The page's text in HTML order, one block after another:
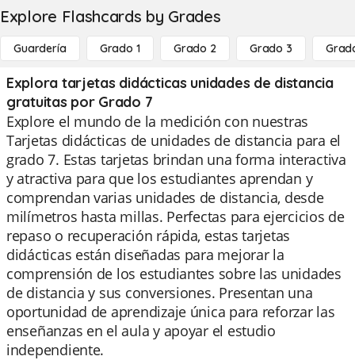
Explore Flashcards by Grades
Guardería Grado 1 Grado 2 Grado 3
Explora tarjetas didácticas unidades de distancia
gratuitas por Grado 7
Explore el mundo de la medición con nuestras
Tarjetas didácticas de unidades de distancia para el
grado 7. Estas tarjetas brindan una forma interactiva
y atractiva para que los estudiantes aprendan y
comprendan varias unidades de distancia, desde
milímetros hasta millas. Perfectas para ejercicios de
repaso o recuperación rápida, estas tarjetas
didácticas están diseñadas para mejorar la
comprensión de los estudiantes sobre las unidades
de distancia y sus conversiones. Presentan una
oportunidad de aprendizaje única para reforzar las
enseñanzas en el aula y apoyar el estudio
independiente.